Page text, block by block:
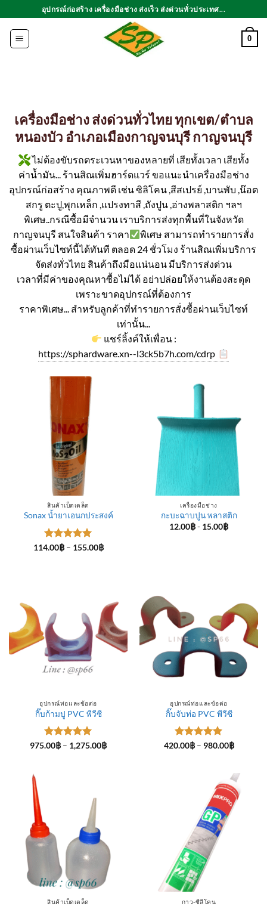
ไป
เนื้อหา
อุปกรณ์ก่อสร้าง เครื่องมือช่าง ส่งเร็ว ส่งด่วนทั่วประเทศ...
0
เครื่องมือช่าง ส่งด่วนทั่วไทย ทุกเขต/ตำบล
หนองบัว อำเภอเมืองกาญจนบุรี กาญจนบุรี
ไม่ต้องขับรถตระเวนหาของหลายที่ เสียทั้งเวลา เสียทั้ง
ค่าน้ำมัน... ร้านสิณเพิ่มฮาร์ดแวร์ ขอแนะนำเครื่องมือช่าง
อุปกรณ์ก่อสร้าง คุณภาพดี เช่น ซิลิโคน ,สีสเปรย์ ,บานพับ ,น๊อต
สกรู ตะปู,พุกเหล็ก ,แปรงทาสี ,ถังปูน ,อ่างพลาสติก ฯลฯ
พิเศษ..กรณีซื้อมีจำนวน เราบริการส่งทุกพื้นที่ในจังหวัด
กาญจนบุรี สนใจสินค้า ราคา
พิเศษ สามารถทำรายการสั่ง
ซื้อผ่านเว็บไซท์นี้ได้ทันที ตลอด 24 ชั่วโมง ร้านสิณเพิ่มบริการ
จัดส่งทั่วไทย สินค้าถึงมือแน่นอน มีบริการส่งด่วน
เวลาที่มีค่าของคุณหาซื้อไม่ได้ อย่าปล่อยให้งานต้องสะดุด
เพราะขาดอุปกรณ์ที่ต้องการ
ราคาพิเศษ... สำหรับลูกค้าที่ทำรายการสั่งซื้อผ่านเว็บไซท์
เท่านั้น...
แชร์ลิ้งค์ให้เพื่อน :
https://sphardware.xn--l3ck5b7h.com/cdrp
สินค้าเบ็ดเตล็ด
Sonax น้ำยาเอนกประสงค์
ให้คะแนน
114.00฿ – 155.00฿Price
เครื่องมือช่าง
กะบะฉาบปูน พลาสติก
12.00฿- 15.00฿
อุปกรณ์ท่อและข้อต่อ
กิ๊บก้ามปู PVC พีวีซี
ให้คะแนน
975.00฿ – 1,275.00฿Price
อุปกรณ์ท่อและข้อต่อ
กิ๊บจับท่อ PVC พีวีซี
ให้คะแนน
420.00฿ – 980.00฿Price
980.00฿
สินค้าเบ็ดเตล็ด กาว-ซีลีโคน